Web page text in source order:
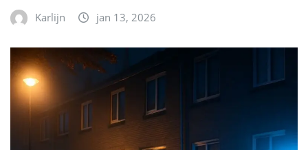
Karlijn jan 13, 2026